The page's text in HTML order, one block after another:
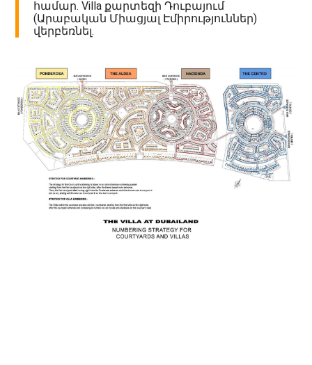
համար. Villa քարտեզի Դուբայում
(Արաբական Միացյալ Էմիրություններ)
վերբեռնել.